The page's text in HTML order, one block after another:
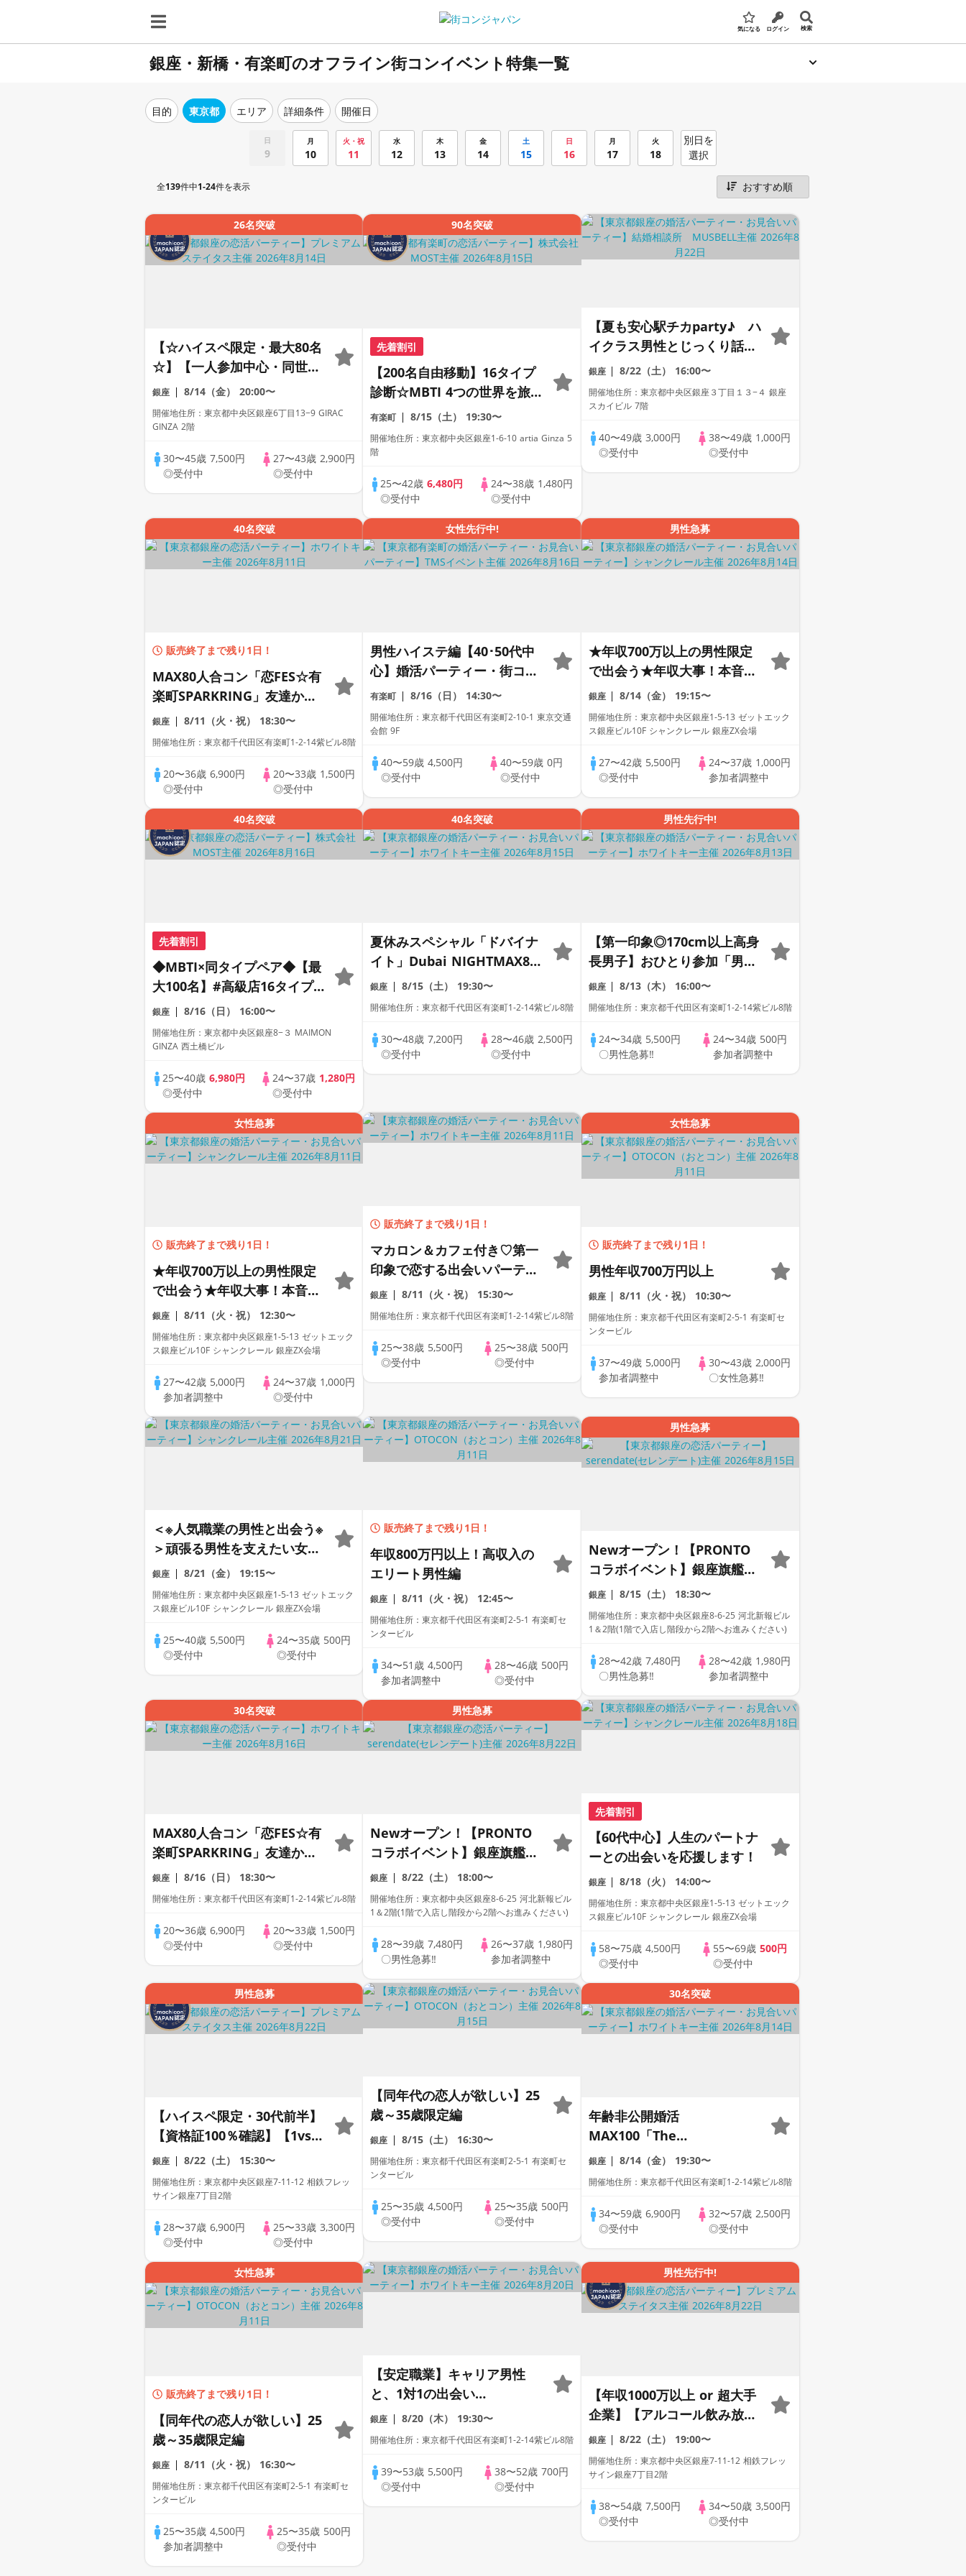
気になる ログイン 検索
銀座・新橋・有楽町のオフライン街コンイベント特集一覧
目的 東京都 エリア 詳細条件 開催日
日
9
月
10
火・祝
11
水
12
木
13
金
14
土
15
日
16
月
17
火
18
別日を
選択
全139件中1-24件を表示
26名突破
【☆ハイスペ限定・最大80名
☆】【一人参加中心・同世代
コン】【累計110万人突
破！】【スパークリング飲み
放題】プレミアムステイタス
銀座 8/14（金） 20:00〜
開催地住所：東京都中央区銀座6丁目13−9 GIRAC
GINZA 2階
30〜45歳 7,500円
◎受付中
27〜43歳 2,900円
◎受付中
90名突破
先着割引
【200名自由移動】16タイプ
診断☆MBTI 4つの世界を旅
する恋活。おひとり様、初心
者様も安心のスタンディング
パーティ
有楽町 8/15（土） 19:30〜
開催地住所：東京都中央区銀座1-6-10 artia Ginza 5
階
25〜42歳6,480円
◎受付中
24〜38歳 1,480円
◎受付中
【夏も安心駅チカparty♪ ハ
イクラス男性とじっくり話せ
る】-価値観を大切にしたい-
40代中心婚活パーティー
銀座 8/22（土） 16:00〜
開催地住所：東京都中央区銀座３丁目１３−４ 銀座
スカイビル 7階
40〜49歳3,000円
◎受付中
38〜49歳 1,000円
◎受付中
40名突破
販売終了まで残り1日！
MAX80人合コン「恋FES☆有
楽町SPARKRING」友達から
始まる恋「おいしい食事と新
しい出会い」全員着席～テー
銀座 8/11（火・祝） 18:30〜
開催地住所：東京都千代田区有楽町1-2-14紫ビル8階
20〜36歳 6,900円
◎受付中
20〜33歳 1,500円
◎受付中
女性先行中!
男性ハイステ編【40･50代中
心】婚活パーティー・街コ
ン ～真剣な出会い～
有楽町 8/16（日） 14:30〜
開催地住所：東京都千代田区有楽町2-10-1 東京交通
会館 9F
40〜59歳 4,500円
◎受付中
40〜59歳0円
◎受付中
男性急募
★年収700万以上の男性限定
で出会う★年収大事！本音で
将来設計話したい！
銀座 8/14（金） 19:15〜
開催地住所：東京都中央区銀座1-5-13 ゼットエック
ス銀座ビル10F シャンクレール 銀座ZX会場
27〜42歳 5,500円
◎受付中
24〜37歳 1,000円
参加者調整中
40名突破
先着割引
◆MBTI×同タイプペア◆【最
大100名】#高級店16タイプ
診断、価値観が近い人と一緒
に参加できる恋活。
銀座 8/16（日） 16:00〜
開催地住所：東京都中央区銀座8−３ MAIMON
GINZA 西土橋ビル
25〜40歳6,980円
◎受付中
24〜37歳 1,280円
◎受付中
40名突破
夏休みスペシャル「ドバイナ
イト」Dubai NIGHTMAX80
名の大型合コン〜ドバイの恋
ゲーム〜着席＆フリースタイ
フリードリンク
銀座 8/15（土） 19:30〜
開催地住所：東京都千代田区有楽町1-2-14紫ビル8階
30〜48歳 7,200円
◎受付中
28〜46歳 2,500円
◎受付中
男性先行中!
【第一印象◎170cm以上高身
長男子】おひとり参加「男女
24歳以上♥スイーツ＆マカロ
ンParty」個室スタイ
マッチングあり
銀座 8/13（木） 16:00〜
開催地住所：東京都千代田区有楽町1-2-14紫ビル8階
24〜34歳 5,500円
〇男性急募‼
24〜34歳 500円
参加者調整中
女性急募
販売終了まで残り1日！
★年収700万以上の男性限定
で出会う★年収大事！本音で
将来設計話したい！
銀座 8/11（火・祝） 12:30〜
開催地住所：東京都中央区銀座1-5-13 ゼットエック
ス銀座ビル10F シャンクレール 銀座ZX会場
27〜42歳 5,000円
参加者調整中
24〜37歳 1,000円
◎受付中
販売終了まで残り1日！
マカロン＆カフェ付き♡第一
印象で恋する出会いパーティ
ー《おひとり参加歓迎♡高身
長＆安定職男性限定》個室ス
Matching/マッチングあり
銀座 8/11（火・祝） 15:30〜
開催地住所：東京都千代田区有楽町1-2-14紫ビル8階
25〜38歳 5,500円
◎受付中
25〜38歳 500円
◎受付中
女性急募
販売終了まで残り1日！
男性年収700万円以上
銀座 8/11（火・祝） 10:30〜
開催地住所：東京都千代田区有楽町2-5-1 有楽町セ
ンタービル
37〜49歳 5,000円
参加者調整中
30〜43歳2,000円
〇女性急募‼
＜※人気職業の男性と出会う※
＞頑張る男性を支えたい女性
へ♪
銀座 8/21（金） 19:15〜
開催地住所：東京都中央区銀座1-5-13 ゼットエック
ス銀座ビル10F シャンクレール 銀座ZX会場
25〜40歳 5,500円
◎受付中
24〜35歳 500円
◎受付中
販売終了まで残り1日！
年収800万円以上！高収入の
エリート男性編
銀座 8/11（火・祝） 12:45〜
開催地住所：東京都千代田区有楽町2-5-1 有楽町セ
ンタービル
34〜51歳 4,500円
参加者調整中
28〜46歳 500円
◎受付中
男性急募
Newオープン！【PRONTO
コラボイベント】銀座旗艦店
で開催！！非日常と高級感が
導く特別イベント！お食事＆
ビール有りの飲み放題♪
銀座 8/15（土） 18:30〜
開催地住所：東京都中央区銀座8-6-25 河北新報ビル
1＆2階(1階で入店し階段から2階へお進みください)
28〜42歳7,480円
〇男性急募‼
28〜42歳 1,980円
参加者調整中
30名突破
MAX80人合コン「恋FES☆有
楽町SPARKRING」友達から
始まる恋「おいしい食事と新
しい出会い」全員着席～テー
銀座 8/16（日） 18:30〜
開催地住所：東京都千代田区有楽町1-2-14紫ビル8階
20〜36歳 6,900円
◎受付中
20〜33歳 1,500円
◎受付中
男性急募
Newオープン！【PRONTO
コラボイベント】銀座旗艦店
で開催！！非日常と高級感が
導く特別イベント！お食事＆
ビール有りの飲み放題♪
銀座 8/22（土） 18:00〜
開催地住所：東京都中央区銀座8-6-25 河北新報ビル
1＆2階(1階で入店し階段から2階へお進みください)
28〜39歳 7,480円
〇男性急募‼
26〜37歳 1,980円
参加者調整中
先着割引
【60代中心】人生のパートナ
ーとの出会いを応援します！
銀座 8/18（火） 14:00〜
開催地住所：東京都中央区銀座1-5-13 ゼットエック
ス銀座ビル10F シャンクレール 銀座ZX会場
58〜75歳4,500円
◎受付中
55〜69歳 500円
◎受付中
男性急募
【ハイスペ限定・30代前半】
【資格証100％確認】【1vs1
着席】【一人参加限定】【累
計110万人動員】プレミアム
ステイタス
銀座 8/22（土） 15:30〜
開催地住所：東京都中央区銀座7-11-12 相鉄フレッ
サイン銀座7丁目2階
28〜37歳 6,900円
◎受付中
25〜33歳 3,300円
◎受付中
【同年代の恋人が欲しい】25
歳～35歳限定編
銀座 8/15（土） 16:30〜
開催地住所：東京都千代田区有楽町2-5-1 有楽町セ
ンタービル
25〜35歳 4,500円
◎受付中
25〜35歳 500円
◎受付中
30名突破
年齢非公開婚活
MAX100「The
Impression」Midnight
Summer ★年齢を明かさな
タイル/連絡先交換自由/お食
事＆フリードリンク
銀座 8/14（金） 19:30〜
開催地住所：東京都千代田区有楽町1-2-14紫ビル8階
34〜59歳6,900円
◎受付中
32〜57歳2,500円
◎受付中
女性急募
販売終了まで残り1日！
【同年代の恋人が欲しい】25
歳～35歳限定編
銀座 8/11（火・祝） 16:30〜
開催地住所：東京都千代田区有楽町2-5-1 有楽町セ
ンタービル
25〜35歳 4,500円
参加者調整中
25〜35歳 500円
◎受付中
【安定職業】キャリア男性
と、1対1の出会い
♥「Around40★公務員/一流
企業男性」デザートワイン＆
ル/White Key AI Matching/
マッチングあり
銀座 8/20（木） 19:30〜
開催地住所：東京都千代田区有楽町1-2-14紫ビル8階
39〜53歳 5,500円
◎受付中
38〜52歳700円
◎受付中
男性先行中!
【年収1000万以上 or 超大手
企業】【アルコール飲み放
題】【資格証100%確認】
【累計110万人動員】プレミ
アムステイタス
銀座 8/22（土） 19:00〜
開催地住所：東京都中央区銀座7-11-12 相鉄フレッ
サイン銀座7丁目2階
38〜54歳7,500円
◎受付中
34〜50歳3,500円
◎受付中